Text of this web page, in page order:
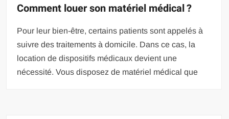
Comment louer son matériel médical ?
Pour leur bien-être, certains patients sont appelés à
suivre des traitements à domicile. Dans ce cas, la
location de dispositifs médicaux devient une
nécessité. Vous disposez de matériel médical que